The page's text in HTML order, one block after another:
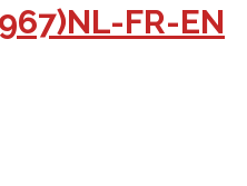
FR-EN